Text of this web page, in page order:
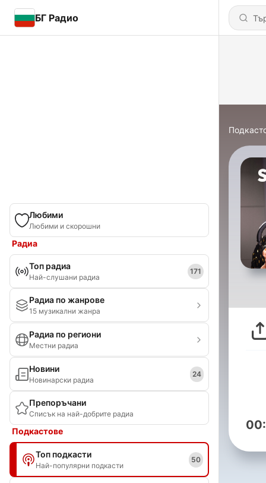
БГ Радио
Любими
Любими и скорошни
Радиа
Топ радиа
Най-слушани радиа
171
Радиа по жанрове
15 музикални жанра
Радиа по региони
Местни радиа
Новини
Новинарски радиа
24
Препоръчани
Списък на най-добрите радиа
Подкастове
Топ подкасти
Най-популярни подкасти
50